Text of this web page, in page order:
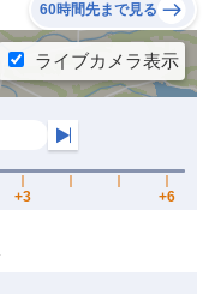
60時間先まで見る